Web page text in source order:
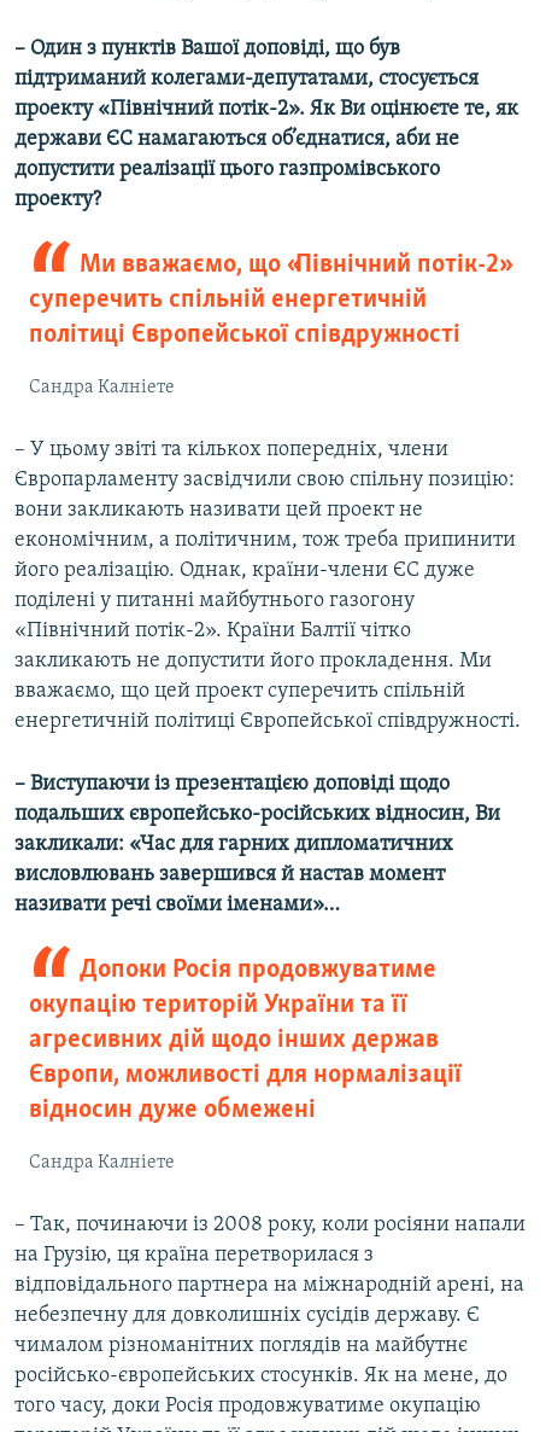
– Один з пунктів Вашої доповіді, що був
підтриманий колегами-депутатами, стосується
проекту «Північний потік-2». Як Ви оцінюєте те, як
держави ЄС намагаються об’єднатися, аби не
допустити реалізації цього газпромівського
проекту?
Ми вважаємо, що «Північний потік-2»
суперечить спільній енергетичній
політиці Європейської співдружності
Сандра Калніете
– У цьому звіті та кількох попередніх, члени
Європарламенту засвідчили свою спільну позицію:
вони закликають називати цей проект не
економічним, а політичним, тож треба припинити
його реалізацію. Однак, країни-члени ЄС дуже
поділені у питанні майбутнього газогону
«Північний потік-2». Країни Балтії чітко
закликають не допустити його прокладення. Ми
вважаємо, що цей проект суперечить спільній
енергетичній політиці Європейської співдружності.
– Виступаючи із презентацією доповіді щодо
подальших європейсько-російських відносин, Ви
закликали: «Час для гарних дипломатичних
висловлювань завершився й настав момент
називати речі своїми іменами»…
Допоки Росія продовжуватиме
окупацію територій України та її
агресивних дій щодо інших держав
Європи, можливості для нормалізації
відносин дуже обмежені
Сандра Калніете
– Так, починаючи із 2008 року, коли росіяни напали
на Грузію, ця країна перетворилася з
відповідального партнера на міжнародній арені, на
небезпечну для довколишніх сусідів державу. Є
чималом різноманітних поглядів на майбутнє
російсько-європейських стосунків. Як на мене, до
того часу, доки Росія продовжуватиме окупацію